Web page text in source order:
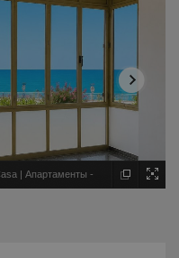
| Апартаменты -